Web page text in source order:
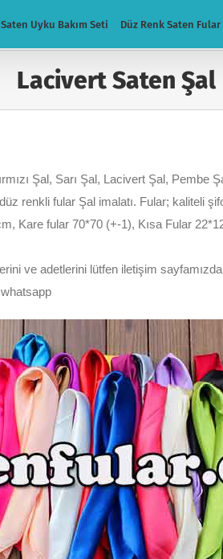
Saten Uyku Bakım Seti Düz Renk Saten Fular
Lacivert Saten Şal
Şal, Sarı Şal, Lacivert Şal, Pembe
renkli fular Şal imalatı. Fular; kaliteli
Kare fular 70*70 (+-1), Kısa Fular
ve adetlerini lütfen iletişim